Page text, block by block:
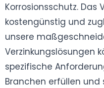
Korrosionsschutz. Das
kostengünstig und
unsere
Verzinkungslösungen
spezifische
Branchen erfüllen und